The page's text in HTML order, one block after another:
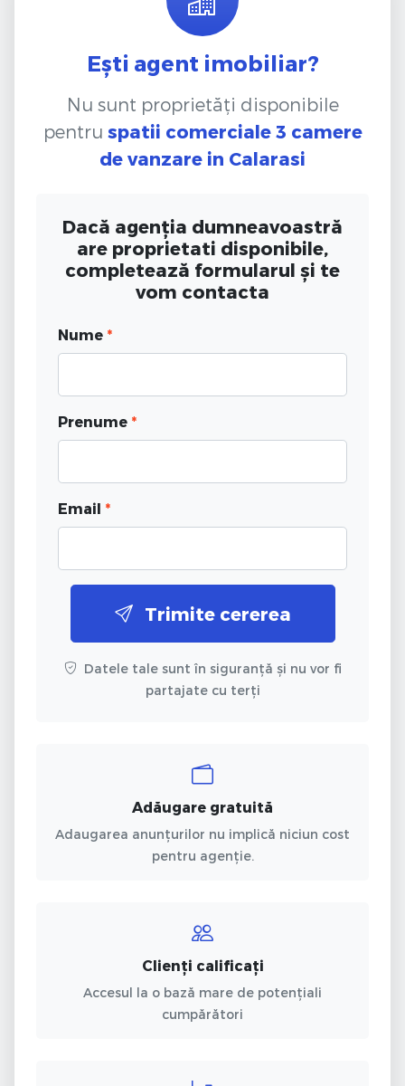
Ești agent imobiliar?
Nu sunt proprietăți disponibile
pentru spatii comerciale 3 camere
de vanzare in Calarasi
Dacă agenția dumneavoastră
are proprietati disponibile,
completează formularul și te
vom contacta
Nume *
Prenume *
Email *
Trimite cererea
Datele tale sunt în siguranță și nu vor fi
partajate cu terți
Adăugare gratuită
Adaugarea anunțurilor nu implică niciun cost
pentru agenție.
Clienți calificați
Accesul la o bază mare de potențiali
cumpărători